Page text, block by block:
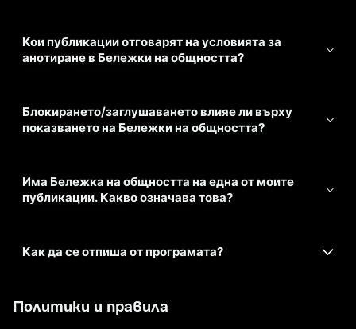
Кои публикации отговарят на условията за
анотиране в Бележки на общността?
Блокирането/заглушаването влияе ли върху
показването на Бележки на общността?
Има Бележка на общността на една от моите
публикации. Какво означава това?
Как да се отпиша от програмата?
Политики и правила